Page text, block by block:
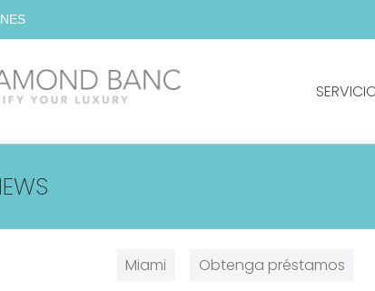
Miami Obtenga préstamos